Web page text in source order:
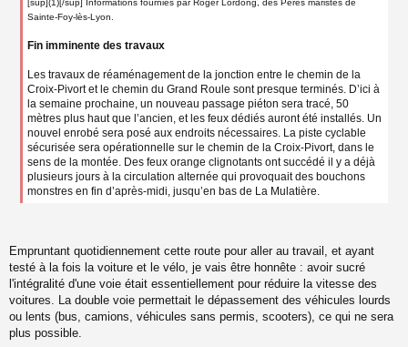
[sup](1)[/sup] Informations fournies par Roger Lordong, des Pères maristes de
Sainte-Foy-lès-Lyon.
Fin imminente des travaux
Les travaux de réaménagement de la jonction entre le chemin de la
Croix-Pivort et le chemin du Grand Roule sont presque terminés. D’ici à
la semaine prochaine, un nouveau passage piéton sera tracé, 50
mètres plus haut que l’ancien, et les feux dédiés auront été installés. Un
nouvel enrobé sera posé aux endroits nécessaires. La piste cyclable
sécurisée sera opérationnelle sur le chemin de la Croix-Pivort, dans le
sens de la montée. Des feux orange clignotants ont succédé il y a déjà
plusieurs jours à la circulation alternée qui provoquait des bouchons
monstres en fin d’après-midi, jusqu’en bas de La Mulatière.
Empruntant quotidiennement cette route pour aller au travail, et ayant
testé à la fois la voiture et le vélo, je vais être honnête : avoir sucré
l'intégralité d'une voie était essentiellement pour réduire la vitesse des
voitures. La double voie permettait le dépassement des véhicules lourds
ou lents (bus, camions, véhicules sans permis, scooters), ce qui ne sera
plus possible.